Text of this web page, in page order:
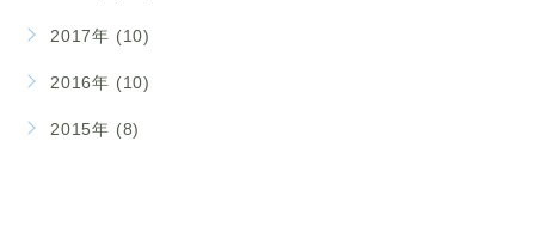
2017年 (10)
2016年 (10)
2015年 (8)